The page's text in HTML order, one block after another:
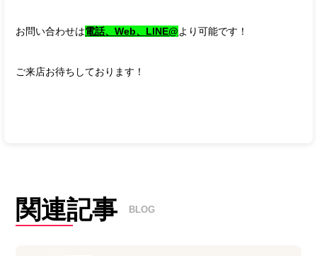
お問い合わせは電話、Web、LINE@より可能です！
ご来店お待ちしております！
関連記事 BLOG